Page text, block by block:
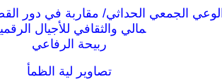
الجمعي الحداثي/ مقاربة في دور
مالي والثقافي للأجيال
ربيحة الرفاعي
تصاوير لية الظمأ